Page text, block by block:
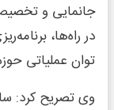
جانمایی و
در راه‌ها،
توان عملیاتی
وی تصریح کرد: